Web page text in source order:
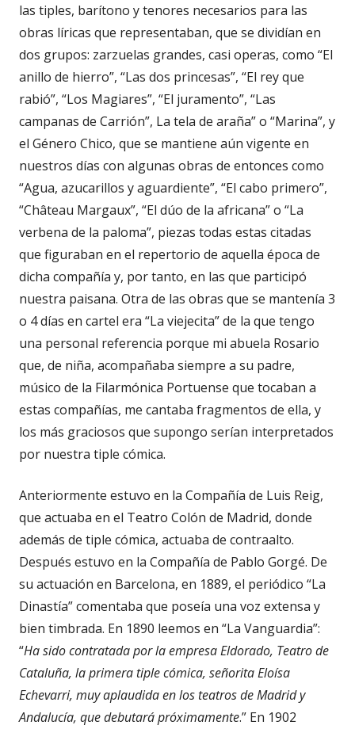
las tiples, barítono y tenores necesarios para las
obras líricas que representaban, que se dividían en
dos grupos: zarzuelas grandes, casi operas, como “El
anillo de hierro”, “Las dos princesas”, “El rey que
rabió”, “Los Magiares”, “El juramento”, “Las
campanas de Carrión”, La tela de araña” o “Marina”, y
el Género Chico, que se mantiene aún vigente en
nuestros días con algunas obras de entonces como
“Agua, azucarillos y aguardiente”, “El cabo primero”,
“Château Margaux”, “El dúo de la africana” o “La
verbena de la paloma”, piezas todas estas citadas
que figuraban en el repertorio de aquella época de
dicha compañía y, por tanto, en las que participó
nuestra paisana. Otra de las obras que se mantenía 3
o 4 días en cartel era “La viejecita” de la que tengo
una personal referencia porque mi abuela Rosario
que, de niña, acompañaba siempre a su padre,
músico de la Filarmónica Portuense que tocaban a
estas compañías, me cantaba fragmentos de ella, y
los más graciosos que supongo serían interpretados
por nuestra tiple cómica.
Anteriormente estuvo en la Compañía de Luis Reig,
que actuaba en el Teatro Colón de Madrid, donde
además de tiple cómica, actuaba de contraalto.
Después estuvo en la Compañía de Pablo Gorgé. De
su actuación en Barcelona, en 1889, el periódico “La
Dinastía” comentaba que poseía una voz extensa y
bien timbrada. En 1890 leemos en “La Vanguardia”:
“Ha sido contratada por la empresa Eldorado, Teatro de
Cataluña, la primera tiple cómica, señorita Eloísa
Echevarri, muy aplaudida en los teatros de Madrid y
Andalucía, que debutará próximamente.” En 1902